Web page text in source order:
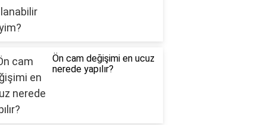
Ön cam değişimi en ucuz
nerede yapılır?